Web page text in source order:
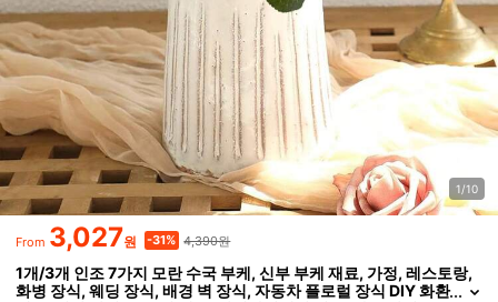
1/10
From 3,027원 -31% 4,390원
1개/3개 인조 7가지 모란 수국 부케, 신부 부케 재료, 가정, 레스토랑,
화병 장식, 웨딩 장식, 배경 벽 장식, 자동차 플로럴 장식 DIY 화환